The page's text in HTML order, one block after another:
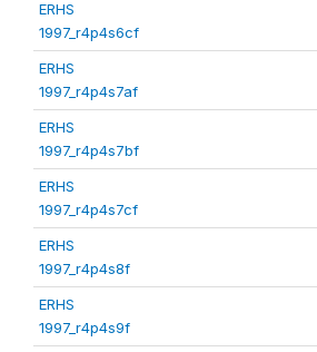
ERHS
1997_r4p4s6cf
ERHS
1997_r4p4s7af
ERHS
1997_r4p4s7bf
ERHS
1997_r4p4s7cf
ERHS
1997_r4p4s8f
ERHS
1997_r4p4s9f